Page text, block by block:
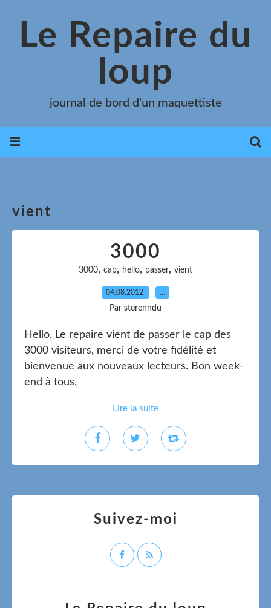
Le Repaire du
loup
journal de bord d'un maquettiste
vient
3000
3000, cap, hello, passer, vient
04.08.2012 …
Par sterenndu
Hello, Le repaire vient de passer le cap des
3000 visiteurs, merci de votre fidélité et
bienvenue aux nouveaux lecteurs. Bon week-
end à tous.
Lire la suite
Suivez-moi